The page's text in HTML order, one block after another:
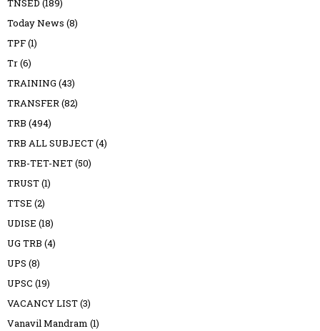
TNSED (189)
Today News (8)
TPF(1)
Tr(6)
TRAINING (43)
TRANSFER(82)
TRB (494)
TRB ALL SUBJECT(4)
TRB-TET-NET(50)
TRUST(1)
TTSE (2)
UDISE (18)
UG TRB (4)
UPS (8)
UPSC (19)
VACANCY LIST(3)
Vanavil Mandram (1)